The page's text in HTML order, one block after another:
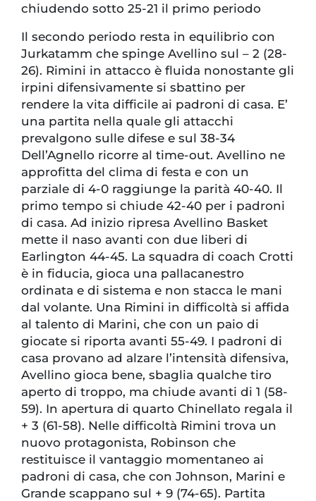
chiudendo sotto 25-21 il primo periodo
Il secondo periodo resta in equilibrio con
Jurkatamm che spinge Avellino sul – 2 (28-
26). Rimini in attacco è fluida nonostante gli
irpini difensivamente si sbattino per
rendere la vita difficile ai padroni di casa. E’
una partita nella quale gli attacchi
prevalgono sulle difese e sul 38-34
Dell’Agnello ricorre al time-out. Avellino ne
approfitta del clima di festa e con un
parziale di 4-0 raggiunge la parità 40-40. Il
primo tempo si chiude 42-40 per i padroni
di casa. Ad inizio ripresa Avellino Basket
mette il naso avanti con due liberi di
Earlington 44-45. La squadra di coach Crotti
è in fiducia, gioca una pallacanestro
ordinata e di sistema e non stacca le mani
dal volante. Una Rimini in difficoltà si affida
al talento di Marini, che con un paio di
giocate si riporta avanti 55-49. I padroni di
casa provano ad alzare l’intensità difensiva,
Avellino gioca bene, sbaglia qualche tiro
aperto di troppo, ma chiude avanti di 1 (58-
59). In apertura di quarto Chinellato regala il
+ 3 (61-58). Nelle difficoltà Rimini trova un
nuovo protagonista, Robinson che
restituisce il vantaggio momentaneo ai
padroni di casa, che con Johnson, Marini e
Grande scappano sul + 9 (74-65). Partita